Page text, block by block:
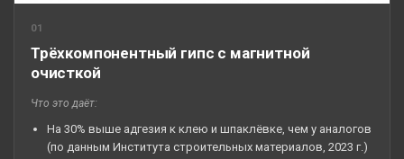
01
Трёхкомпонентный гипс с магнитной
очисткой
Что это даёт:
На 30% выше адгезия к клею и шпаклёвке, чем у аналогов
(по данным Института строительных материалов, 2023 г.)